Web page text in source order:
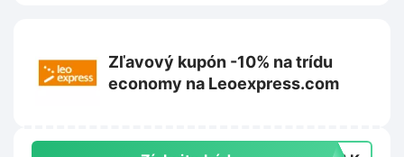
Zľavový kupón -10% na trídu
economy na Leoexpress.com